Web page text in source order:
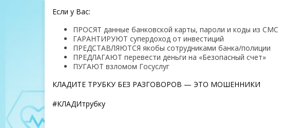
Если у Вас:
ПРОСЯТ данные банковской карты, пароли и коды из СМС
ГАРАНТИРУЮТ супердоход от инвестиций
ПРЕДСТАВЛЯЮТСЯ якобы сотрудниками банка/полиции
ПРЕДЛАГАЮТ перевести деньги на «Безопасный счет»
ПУГАЮТ взломом Госуслуг
КЛАДИТЕ ТРУБКУ БЕЗ РАЗГОВОРОВ — ЭТО МОШЕННИКИ
#КЛАДИтрубку